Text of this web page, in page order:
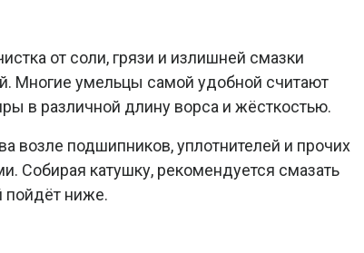
от соли, грязи и излишней смазки
Многие умельцы самой удобной считают
в различной длину ворса и жёсткостью.
возле подшипников, уплотнителей и прочих
Собирая катушку, рекомендуется смазать
пойдёт ниже.